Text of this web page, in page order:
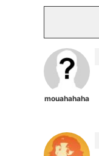
mouahahaha